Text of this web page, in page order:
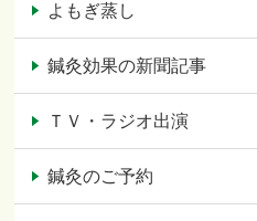
よもぎ蒸し
鍼灸効果の新聞記事
ＴＶ・ラジオ出演
鍼灸のご予約